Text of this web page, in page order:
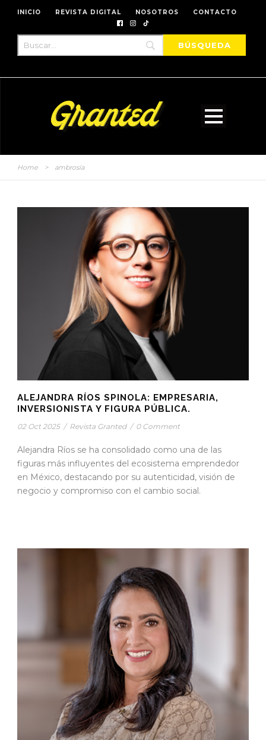
INICIO REVISTA DIGITAL NOSOTROS CONTACTO
Home > ambrosía
ALEJANDRA RÍOS SPINOLA: EMPRESARIA,
INVERSIONISTA Y FIGURA PÚBLICA.
02 Oct 2025 / Revista Granted / 0 Comment
Alejandra Ríos se ha consolidado como una de las
figuras más influyentes del ecosistema emprendedor
en México, destacando por su autenticidad, visión de
negocio y compromiso con el cambio social.